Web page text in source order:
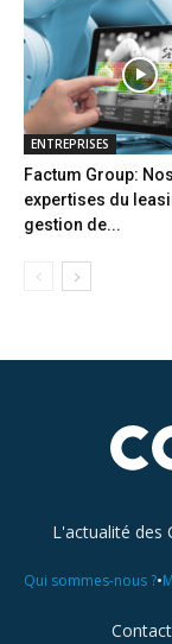
ENTREPRISES
Factum Group: Nos
expertises du
gestion de...
L'actualité des
Qui sommes-nous ?•